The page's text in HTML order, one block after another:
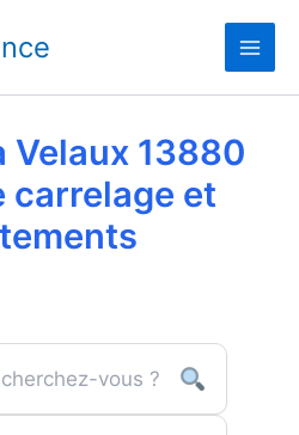
Velaux 13880
carrelage et